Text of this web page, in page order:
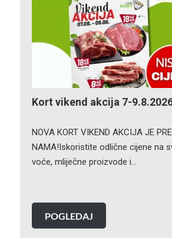
Kort vikend akcija 7-
NOVA KORT VIKEND AKCIJA JE
NAMA!Iskoristite odlične cijene na
voće, mliječne proizvode i…
POGLEDAJ